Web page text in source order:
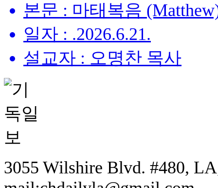
본문 : 마태복음
일자 : .2026.6.21.
설교자 : 오명찬 목사
3055 Wilshire Blvd. #480,